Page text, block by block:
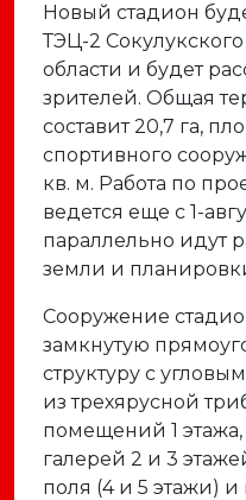
Новый стадион
ТЭЦ-2
области и будет
зрителей. Общая
составит 20,7 га,
спортивного
кв. м. Работа по
ведется еще с 1-
параллельно идут
земли и
Сооружение
замкнутую
структуру с
из трехярусной
помещений 1
галерей 2 и 3
поля (4 и 5 этажи)